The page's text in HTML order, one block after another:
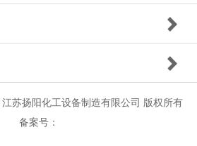
苏扬阳化工设备制造有限公司 版权所有
备案号：